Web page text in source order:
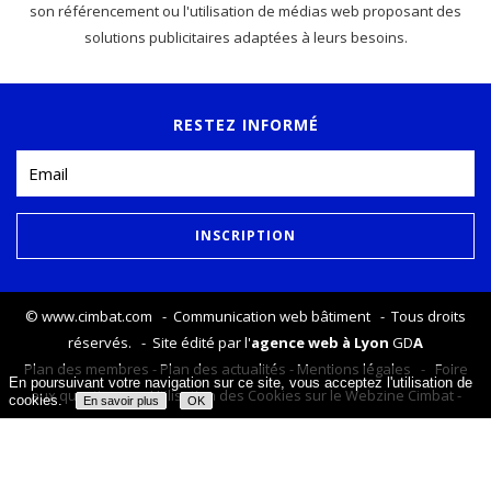
son référencement ou l'utilisation de médias web proposant des
solutions publicitaires adaptées à leurs besoins.
RESTEZ INFORMÉ
© www.cimbat.com - Communication web bâtiment - Tous droits
réservés. - Site édité par l'agence web à Lyon GDA
Plan des membres -Plan des actualités -Mentions légales - Foire
aux questions-Utilisation des Cookies sur le Webzine Cimbat-
En poursuivant votre navigation sur ce site, vous acceptez l'utilisation de
cookies.
En savoir plus OK